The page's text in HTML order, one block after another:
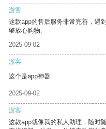
游客
这款app的售后服务非常完善，遇
够放心购物。
2025-09-02
游客
这个是app神器
2025-09-02
游客
这款app就像我的私人助理，随时